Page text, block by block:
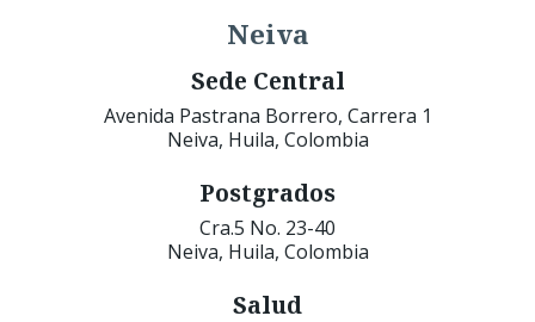
Neiva
Sede Central
Avenida Pastrana Borrero, Carrera 1
Neiva, Huila, Colombia
Postgrados
Cra.5 No. 23-40
Neiva, Huila, Colombia
Salud